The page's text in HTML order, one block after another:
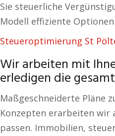
Sie steuerliche
Modell effiziente
Steueroptimierung St
Wir arbeiten mit
erledigen die
Maßgeschneiderte Pläne
Konzepten erarbeiten wir
passen. Immobilien,